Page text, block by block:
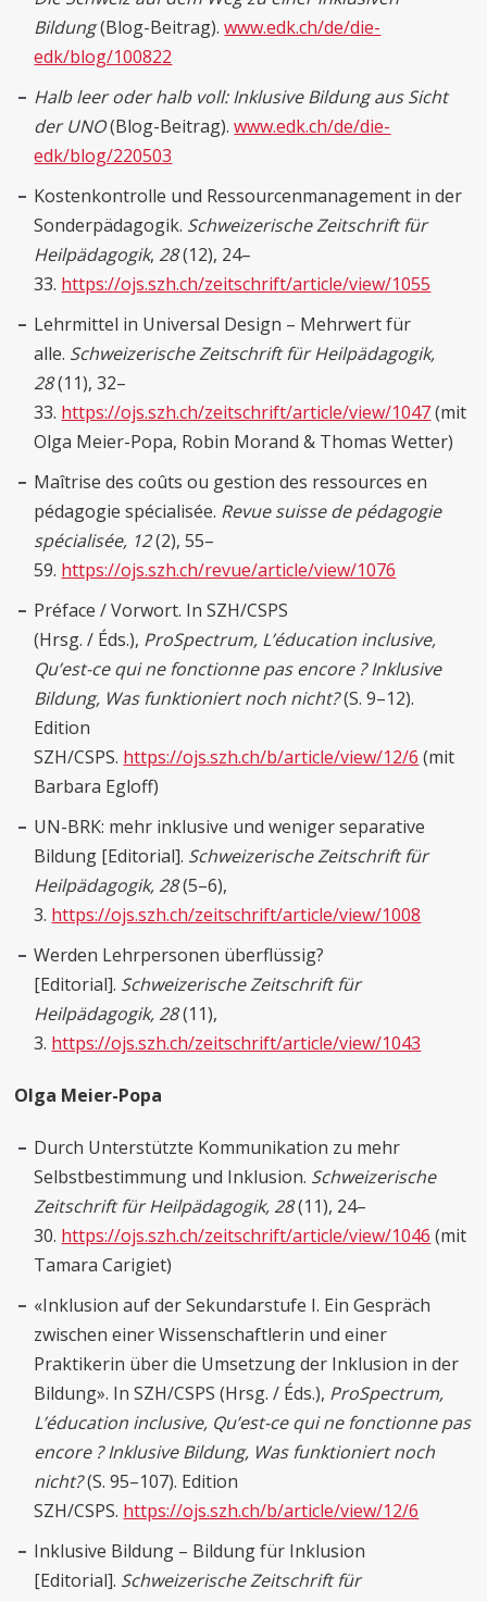
Bildung(Blog-Beitrag).www.edk.ch/de/die-
edk/blog/100822
Halb leer oder halb voll: Inklusive Bildung aus Sicht
der UNO(Blog-Beitrag).www.edk.ch/de/die-
edk/blog/220503
Kostenkontrolle und Ressourcenmanagement in der
Sonderpädagogik. Schweizerische Zeitschrift für
Heilpädagogik, 28(12), 24–
33. https://ojs.szh.ch/zeitschrift/article/view/1055
Lehrmittel in Universal Design – Mehrwert für
alle. Schweizerische Zeitschrift für Heilpädagogik,
28(11), 32–
33. https://ojs.szh.ch/zeitschrift/article/view/1047(mit
Olga Meier-Popa, Robin Morand & Thomas Wetter)
Maîtrise des coûts ou gestion des ressources en
pédagogie spécialisée. Revue suisse de pédagogie
spécialisée, 12(2), 55–
59. https://ojs.szh.ch/revue/article/view/1076
Préface / Vorwort. In SZH/CSPS
(Hrsg. / Éds.), ProSpectrum, L’éducation inclusive,
Qu’est-ce qui ne fonctionne pas encore ?Inklusive
Bildung, Was funktioniert noch nicht?(S. 9–12).
Edition
SZH/CSPS. https://ojs.szh.ch/b/article/view/12/6 (mit
Barbara Egloff)
UN-BRK: mehr inklusive und weniger separative
Bildung [Editorial]. Schweizerische Zeitschrift für
Heilpädagogik, 28(5–6),
3. https://ojs.szh.ch/zeitschrift/article/view/1008
Werden Lehrpersonen überflüssig?
[Editorial]. Schweizerische Zeitschrift für
Heilpädagogik, 28(11),
3. https://ojs.szh.ch/zeitschrift/article/view/1043
Olga Meier-Popa
Durch Unterstützte Kommunikation zu mehr
Selbstbestimmung und Inklusion. Schweizerische
Zeitschrift für Heilpädagogik, 28(11), 24–
30. https://ojs.szh.ch/zeitschrift/article/view/1046 (mit
Tamara Carigiet)
«Inklusion auf der Sekundarstufe I. Ein Gespräch
zwischen einer Wissenschaftlerin und einer
Praktikerin über die Umsetzung der Inklusion in der
Bildung». In SZH/CSPS (Hrsg. / Éds.), ProSpectrum,
L’éducation inclusive, Qu’est-ce qui ne fonctionne pas
encore ?Inklusive Bildung, Was funktioniert noch
nicht?(S. 95–107). Edition
SZH/CSPS. https://ojs.szh.ch/b/article/view/12/6
Inklusive Bildung – Bildung für Inklusion
[Editorial]. Schweizerische Zeitschrift für